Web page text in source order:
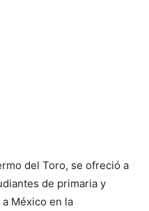
del Toro, se ofreció a
de primaria y
México en la